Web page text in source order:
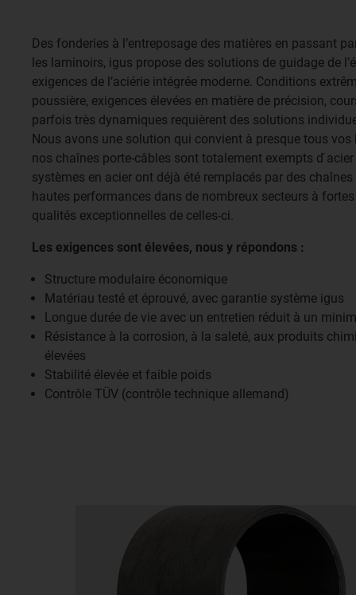
Des fonderies à l’entreposage des matières en passant
les laminoirs, igus propose des solutions de guidage de
exigences de l’aciérie intégrée moderne. Conditions
poussière, exigences élevées en matière de précision,
parfois très dynamiques requièrent des solutions
Nous avons une solution qui convient à presque tous
nos chaînes porte-câbles sont totalement exempts d
systèmes en acier ont déjà été remplacés par des
hautes performances dans de nombreux secteurs à
qualités exceptionnelles de celles-ci.
Les exigences sont élevées, nous y répondons :
Structure modulaire économique
Matériau testé et éprouvé, avec garantie système igus
Longue durée de vie avec un entretien réduit à un
Résistance à la corrosion, à la saleté, aux produits
élevées
Stabilité élevée et faible poids
Contrôle TÜV (contrôle technique allemand)